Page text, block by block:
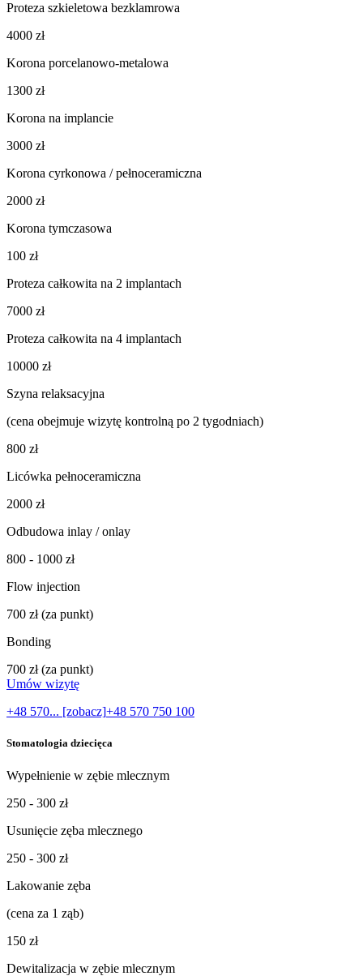
Proteza szkieletowa bezklamrowa
4000 zł
Korona porcelanowo-metalowa
1300 zł
Korona na implancie
3000 zł
Korona cyrkonowa / pełnoceramiczna
2000 zł
Korona tymczasowa
100 zł
Proteza całkowita na 2 implantach
7000 zł
Proteza całkowita na 4 implantach
10000 zł
Szyna relaksacyjna
(cena obejmuje wizytę kontrolną po 2 tygodniach)
800 zł
Licówka pełnoceramiczna
2000 zł
Odbudowa inlay / onlay
800 - 1000 zł
Flow injection
700 zł (za punkt)
Bonding
700 zł (za punkt)
Umów wizytę
+48 570... [zobacz]+48 570 750 100
Stomatologia dziecięca
Wypełnienie w zębie mlecznym
250 - 300 zł
Usunięcie zęba mlecznego
250 - 300 zł
Lakowanie zęba
(cena za 1 ząb)
150 zł
Dewitalizacja w zębie mlecznym